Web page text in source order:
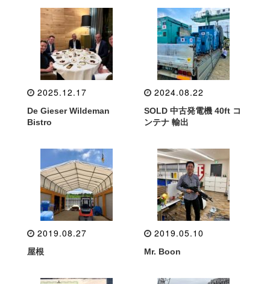
2025.12.17
De Gieser Wildeman
Bistro
2024.08.22
SOLD 中古発電機 40ft コ
ンテナ 輸出
2019.08.27
屋根
2019.05.10
Mr. Boon